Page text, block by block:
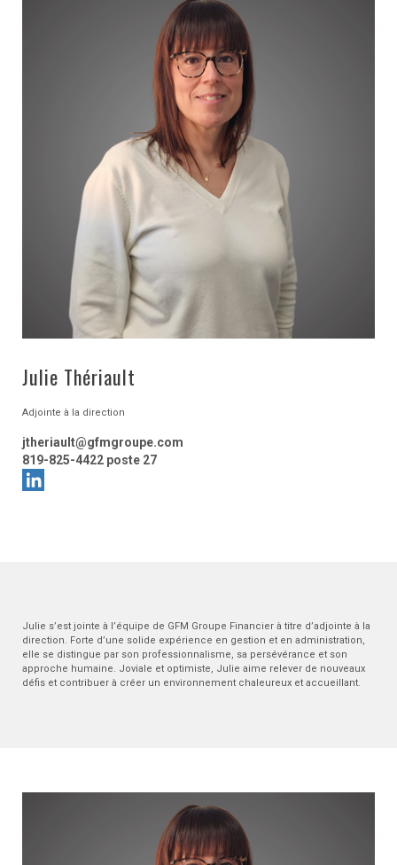
Julie Thériault
Adjointe à la direction
jtheriault@gfmgroupe.com
819-825-4422 poste 27
Julie s’est jointe à l’équipe de GFM Groupe Financier à titre d’adjointe à la
direction. Forte d’une solide expérience en gestion et en administration,
elle se distingue par son professionnalisme, sa persévérance et son
approche humaine. Joviale et optimiste, Julie aime relever de nouveaux
défis et contribuer à créer un environnement chaleureux et accueillant.